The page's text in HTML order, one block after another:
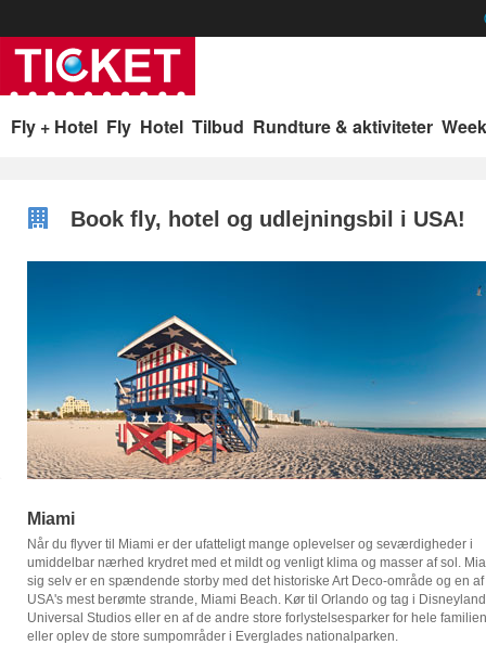
Fly + Hotel Fly Hotel Tilbud Rundture & aktiviteter
Book fly, hotel og udlejningsbil i USA!
Miami
Når du flyver til Miami er der ufatteligt mange oplevelser og seværdigheder i
umiddelbar nærhed krydret med et mildt og venligt klima og masser af sol.
sig selv er en spændende storby med det historiske Art Deco-område og en af
USA's mest berømte strande, Miami Beach. Kør til Orlando og tag i
Universal Studios eller en af de andre store forlystelsesparker for hele familien
eller oplev de store sumpområder i Everglades nationalparken.